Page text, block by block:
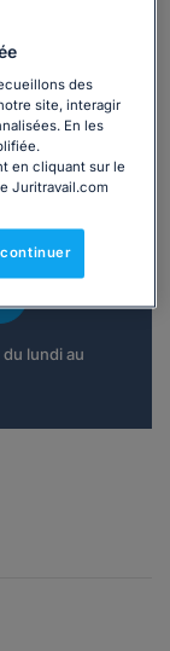
lundi au
des
site, interagir
En les
en cliquant sur le
Juritravail.com